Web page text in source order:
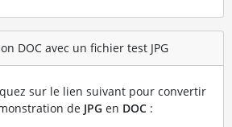
DOC avec un fichier test JPG
sur le lien suivant pour convertir
de JPG en DOC: